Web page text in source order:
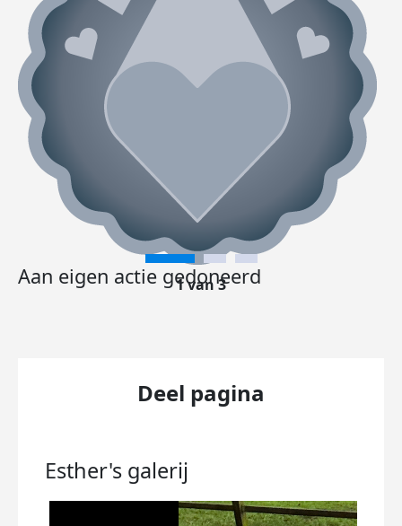
Aan eigen actie gedoneerd
1 van 3
Deel pagina
Esther's galerij